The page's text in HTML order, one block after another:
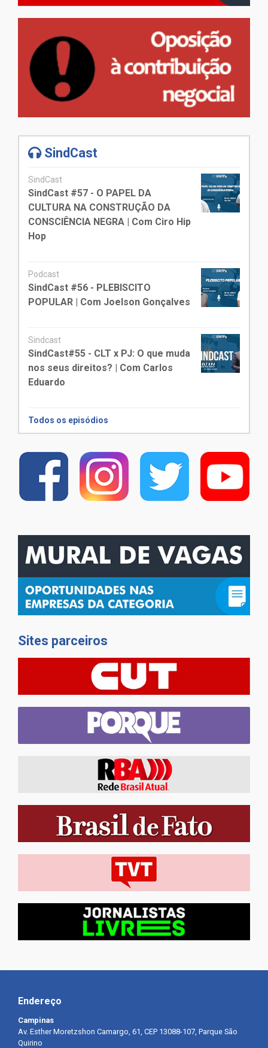
SindCast
SindCast
SindCast #57 - O PAPEL DA
CULTURA NA CONSTRUÇÃO DA
CONSCIÊNCIA NEGRA | Com Ciro Hip
Hop
Podcast
SindCast #56 - PLEBISCITO
POPULAR | Com Joelson Gonçalves
Sindcast
SindCast#55 - CLT x PJ: O que muda
nos seus direitos? | Com Carlos
Eduardo
Todos os episódios
Sites parceiros
Endereço
Campinas
Av. Esther Moretzshon Camargo, 61, CEP 13088-107, Parque São
Quirino